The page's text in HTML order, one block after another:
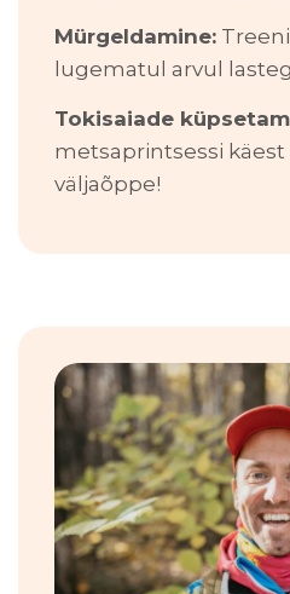
Mürgeldamine:
lugematul arvul
Tokisaiade
metsaprintsessi käest
väljaõppe!